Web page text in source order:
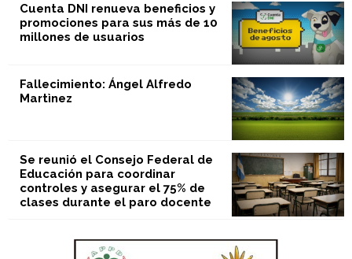
Cuenta DNI renueva beneficios y
promociones para sus más de 10
millones de usuarios
Fallecimiento: Ángel Alfredo
Martìnez
Se reunió el Consejo Federal de
Educación para coordinar
controles y asegurar el 75% de
clases durante el paro docente